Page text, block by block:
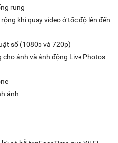
rung
khi quay video ở tốc độ lên đến
số (1080p và 720p)
cho ảnh và ảnh động Live Photos
ảnh